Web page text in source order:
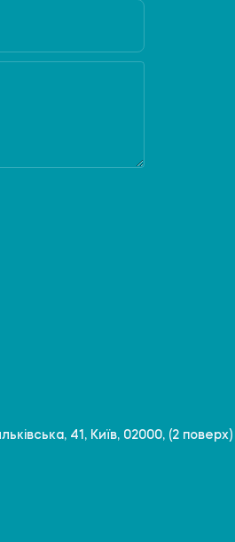
41, Київ, 02000, (2 поверх)